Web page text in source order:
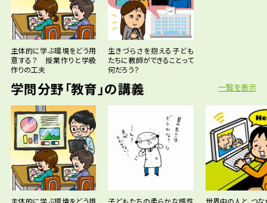
主体的に学ぶ環境をどう用
意する？ 授業作りと学級
作りの工夫
生きづらさを抱える子ども
たちに教師ができることって
何だろう？
学問分野「教育」の講義
主体的に学ぶ環境をどう用 子どもたちの柔らかな感性 世界中の人と、つな
一覧を表示